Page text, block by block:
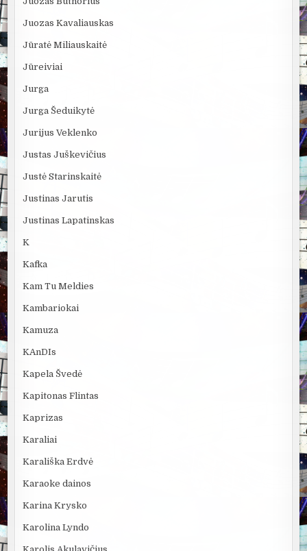
Juozas Kavaliauskas
Jūratė Miliauskaitė
Jūreiviai
Jurga
Jurga Šeduikytė
Jurijus Veklenko
Justas Juškevičius
Justė Starinskaitė
Justinas Jarutis
Justinas Lapatinskas
K
Kafka
Kam Tu Meldies
Kambariokai
Kamuza
KAnDIs
Kapela Švedė
Kapitonas Flintas
Kaprizas
Karaliai
Karališka Erdvė
Karaoke dainos
Karina Krysko
Karolina Lyndo